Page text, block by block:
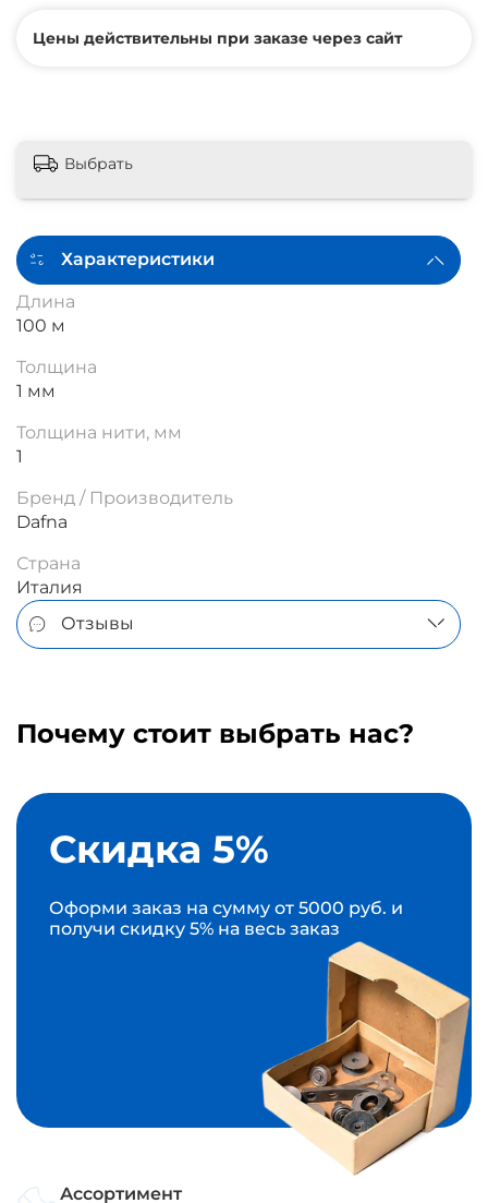
Цены действительны при заказе через сайт
Выбрать
Характеристики
Длина
100 м
Толщина
1 мм
Толщина нити, мм
1
Бренд / Производитель
Dafna
Страна
Италия
Отзывы
Почему стоит выбрать нас?
Скидка 5%
Оформи заказ на сумму от 5000 руб. и
получи скидку 5% на весь заказ
Ассортимент